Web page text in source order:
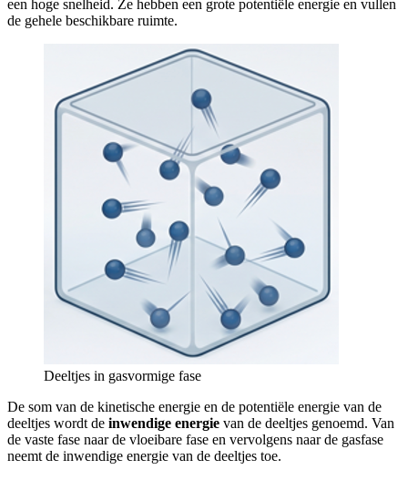
een hoge snelheid. Ze hebben een grote potentiële energie en vullen
de gehele beschikbare ruimte.
Deeltjes in gasvormige fase
De som van de kinetische energie en de potentiële energie van de
deeltjes wordt de inwendige energie van de deeltjes genoemd. Van
de vaste fase naar de vloeibare fase en vervolgens naar de gasfase
neemt de inwendige energie van de deeltjes toe.